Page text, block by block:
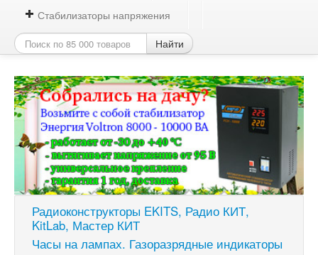
Стабилизаторы напряжения
Найти
Радиоконструкторы EKITS, Радио КИТ,
KitLab, Мастер КИТ
Часы на лампах. Газоразрядные индикаторы